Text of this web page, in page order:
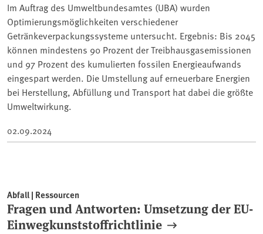
Im Auftrag des Umweltbundesamtes (UBA) wurden
Optimierungsmöglichkeiten verschiedener
Getränkeverpackungssysteme untersucht. Ergebnis: Bis 2045
können mindestens 90 Prozent der Treibhausgasemissionen
und 97 Prozent des kumulierten fossilen Energieaufwands
eingespart werden. Die Umstellung auf erneuerbare Energien
bei Herstellung, Abfüllung und Transport hat dabei die größte
Umweltwirkung.
02.09.2024
Abfall | Ressourcen
Fragen und Antworten: Umsetzung der EU-
Einwegkunststoffrichtlinie